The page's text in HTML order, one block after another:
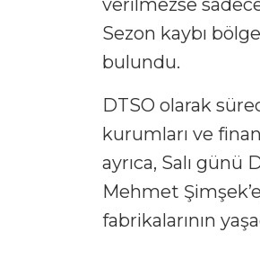
verilmezse
Sezon kaybı
bulundu.
DTSO olarak
kurumları ve
ayrıca, Salı günü
Mehmet
fabrikalarının